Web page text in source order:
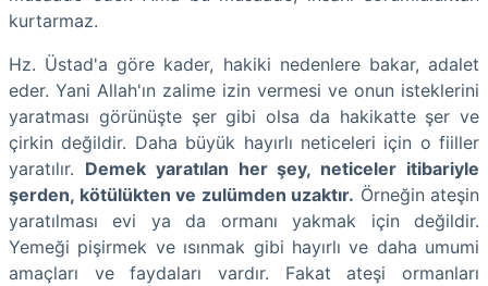
kurtarmaz.
Hz. Üstad'a göre kader, hakiki nedenlere bakar, adalet
eder. Yani Allah'ın zalime izin vermesi ve onun isteklerini
yaratması görünüşte şer gibi olsa da hakikatte şer ve
çirkin değildir. Daha büyük hayırlı neticeleri için o fiiller
yaratılır. Demek yaratılan her şey, neticeler itibariyle
şerden, kötülükten ve zulümden uzaktır. Örneğin ateşin
yaratılması evi ya da ormanı yakmak için değildir.
Yemeği pişirmek ve ısınmak gibi hayırlı ve daha umumi
amaçları ve faydaları vardır. Fakat ateşi ormanları